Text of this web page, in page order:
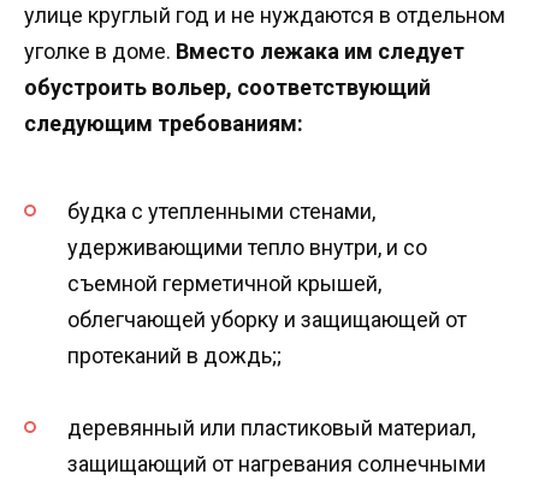
улице круглый год и не нуждаются в отдельном
уголке в доме. Вместо лежака им следует
обустроить вольер, соответствующий
следующим требованиям:
будка с утепленными стенами,
удерживающими тепло внутри, и со
съемной герметичной крышей,
облегчающей уборку и защищающей от
протеканий в дождь;;
деревянный или пластиковый материал,
защищающий от нагревания солнечными